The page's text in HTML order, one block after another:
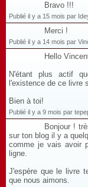
Bravo !!!
Publié il y a 15 mois par
Merci !
Publié il y a 14 mois par
Hello
N'étant plus actif
l'existence de ce livre
Bien à toi!
Publié il y a 9 mois par
Bonjour !
sur ton blog il y a
comme je vais avoir
ligne.
J'espère que le livre
que nous aimons.